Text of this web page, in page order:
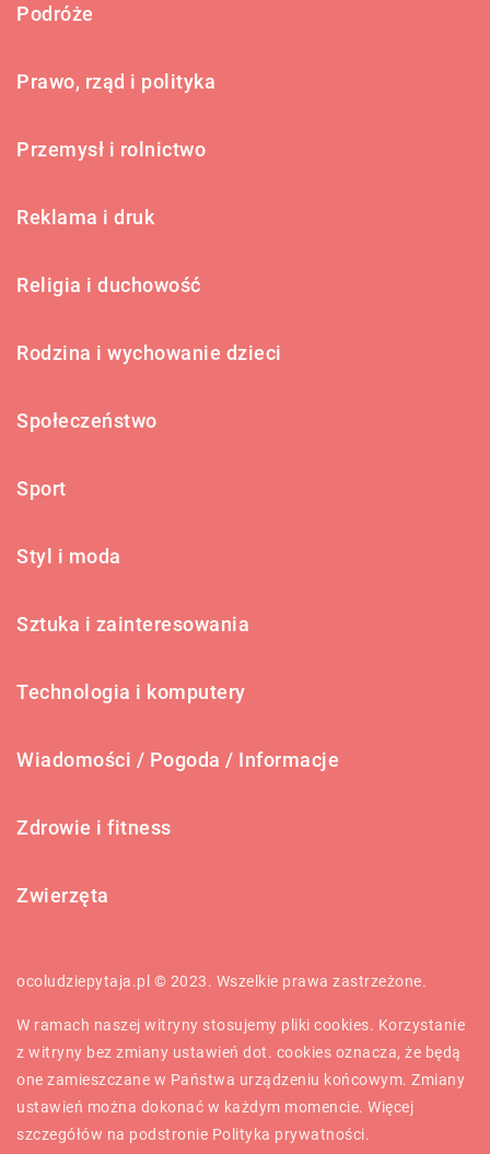
Podróże
Prawo, rząd i polityka
Przemysł i rolnictwo
Reklama i druk
Religia i duchowość
Rodzina i wychowanie dzieci
Społeczeństwo
Sport
Styl i moda
Sztuka i zainteresowania
Technologia i komputery
Wiadomości / Pogoda / Informacje
Zdrowie i fitness
Zwierzęta
ocoludziepytaja.pl © 2023. Wszelkie prawa zastrzeżone.
W ramach naszej witryny stosujemy pliki cookies. Korzystanie
z witryny bez zmiany ustawień dot. cookies oznacza, że będą
one zamieszczane w Państwa urządzeniu końcowym. Zmiany
ustawień można dokonać w każdym momencie. Więcej
szczegółów na podstronie Polityka prywatności.